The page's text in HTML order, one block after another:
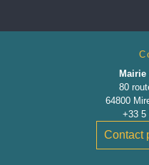
80
64800
+33 5
Contact